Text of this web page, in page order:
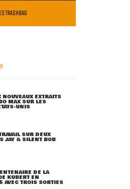
TRASHBAG
EXTRAITS
MAX SUR LES
UNIS
SUR DEUX
JAY & SILENT BOB
DE LA
KUBERT EN
TROIS SORTIES